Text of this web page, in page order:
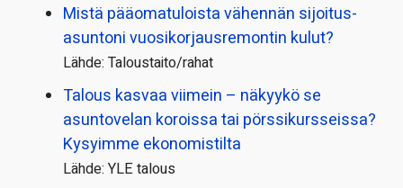
Mistä pääoma­tuloista vähennän sijoitus­
asuntoni vuosikorjaus­remontin kulut?
Lähde: Taloustaito/rahat
Talous kasvaa viimein – näkyykö se
asuntovelan koroissa tai pörssi­kursseissa?
Kysyimme ekonomistilta
Lähde: YLE talous